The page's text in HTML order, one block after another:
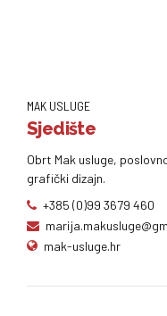
MAK USLUGE
Sjedište
Obrt Mak usluge,
grafički dizajn.
+385 (0)99 3679 460
mak-usluge.hr